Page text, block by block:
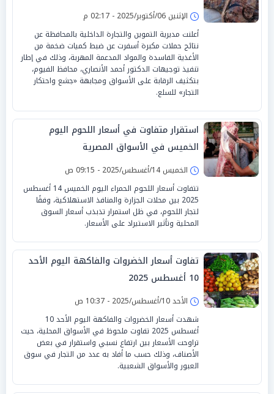
الإثنين 06/أكتوبر/2025 - 02:17 م
أعلنت مديرية التموين والتجارة الداخلية بالمحافظة عن
نتائج حملات مكبرة أسفرت عن ضبط كميات ضخمة من
الأغذية الفاسدة والمواد المدعمة المهربة، وذلك في إطار
تنفيذ توجيهات الدكتور أحمد الأنصاري، محافظ الفيوم،
بتكثيف الرقابة على الأسواق ومجابهة «جشع واحتكار
التجار» للسلع.
استقرار متفاوت في أسعار اللحوم اليوم
الخميس في الأسواق المصرية
الخميس 14/أغسطس/2025 - 09:15 ص
تتفاوت أسعار اللحوم الحمراء اليوم الخميس 14 أغسطس
2025 بين محلات الجزارة والمنافذ الاستهلاكية، وفقًا
لتجار اللحوم، في ظل استمرار تذبذب أسعار السوق
المحلية وتأثير الاستيراد على الأسعار.
تفاوت أسعار الخضروات والفاكهة اليوم الأحد
10 أغسطس 2025
الأحد 10/أغسطس/2025 - 10:37 ص
شهدت أسعار الخضروات والفاكهة اليوم الأحد 10
أغسطس 2025 تفاوت ملحوظ في الأسواق المحلية، حيث
تراوحت الأسعار بين ارتفاع نسبي واستقرار في بعض
الأصناف، وذلك حسب ما أفاد به عدد من التجار في سوق
العبور والأسواق الشعبية.